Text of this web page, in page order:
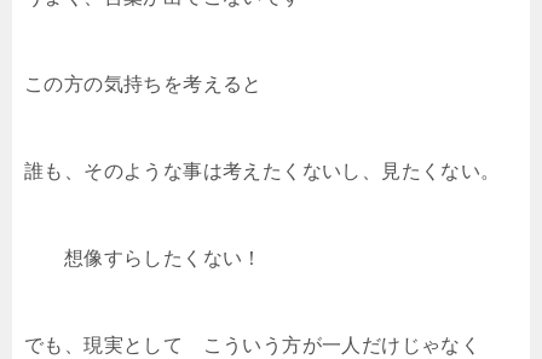
この方の気持ちを考えると
誰も、そのような事は考えたくないし、見たくない。
想像すらしたくない！
でも、現実として こういう方が一人だけじゃなく